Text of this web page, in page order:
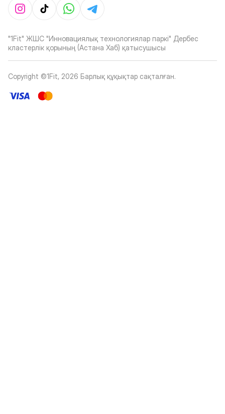
"1Fit" ЖШС "Инновациялық технологиялар паркі" Дербес
кластерлік қорының (Астана Хаб) қатысушысы
Copyright ©1Fit, 2026 Барлық құқықтар сақталған.